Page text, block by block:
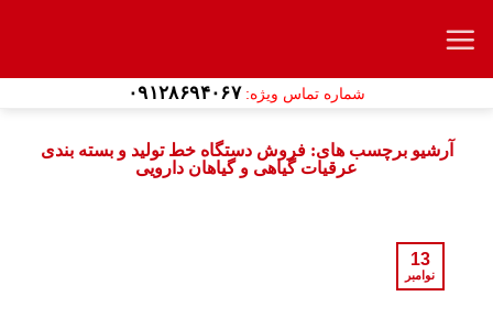
شماره تماس ویژه: ۰۹۱۲۸۶۹۴۰۶۷
آرشیو برچسب های:فروش دستگاه خط تولید و بسته بندی
عرقیات گیاهی و گیاهان دارویی
13
نوامبر